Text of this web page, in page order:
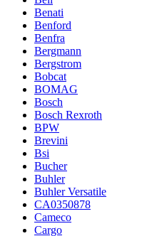
Benati
Benford
Benfra
Bergmann
Bergstrom
Bobcat
BOMAG
Bosch
Bosch Rexroth
BPW
Brevini
Bsi
Bucher
Buhler
Buhler Versatile
CA0350878
Cameco
Cargo